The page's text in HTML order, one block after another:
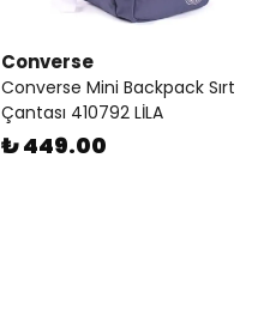
Converse
Converse Mini Backpack Sırt
Çantası 410792 LİLA
₺ 449.00